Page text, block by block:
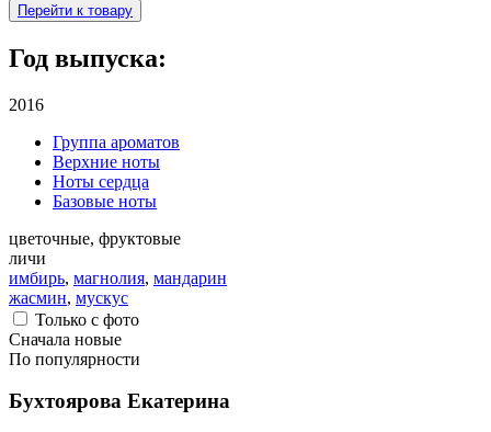
Перейти к товару
Год выпуска:
2016
Группа ароматов
Верхние ноты
Ноты сердца
Базовые ноты
цветочные, фруктовые
личи
имбирь, магнолия, мандарин
жасмин, мускус
Только с фото
Сначала новые
По популярности
Бухтоярова Екатерина